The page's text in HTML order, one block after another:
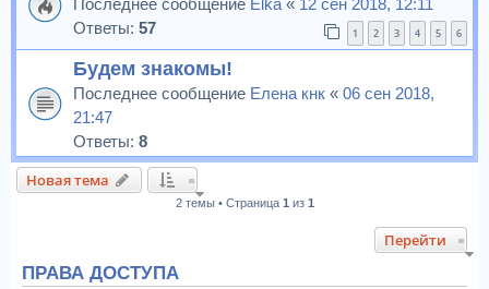
Последнее сообщение Elka « 12 сен 2018, 12:11
Ответы: 57 1 2 3 4 5 6
Будем знакомы!
Последнее сообщение Елена кнк « 06 сен 2018,
21:47
Ответы: 8
Новая тема
2 темы • Страница 1 из 1
Перейти
ПРАВА ДОСТУПА